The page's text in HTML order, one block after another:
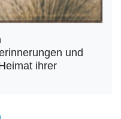
und
ihrer